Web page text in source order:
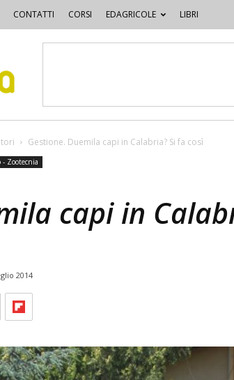
CONTATTI CORSI EDAGRICOLE LIBRI
Gestione. Duemila capi in Calabria? Si fa così
Zootecnia
capi in
2014